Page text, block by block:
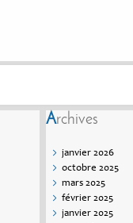
Archives
janvier 2026
octobre 2025
mars 2025
février 2025
janvier 2025